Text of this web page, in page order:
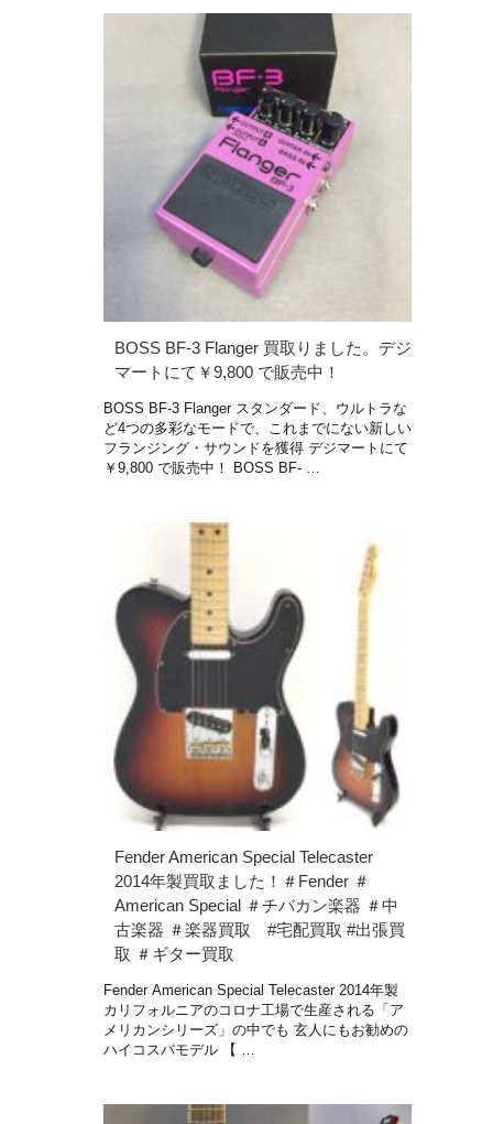
BOSS BF-3 Flanger 買取りました。デジ
マートにて￥9,800 で販売中！
BOSS BF-3 Flanger スタンダード、ウルトラな
ど4つの多彩なモードで、これまでにない新しい
フランジング・サウンドを獲得 デジマートにて
￥9,800 で販売中！ BOSS BF- …
Fender American Special Telecaster
2014年製買取ました！＃Fender ＃
American Special ＃チバカン楽器 ＃中
古楽器 ＃楽器買取 #宅配買取 #出張買
取 ＃ギター買取
Fender American Special Telecaster 2014年製
カリフォルニアのコロナ工場で生産される「ア
メリカンシリーズ」の中でも 玄人にもお勧めの
ハイコスパモデル 【 …